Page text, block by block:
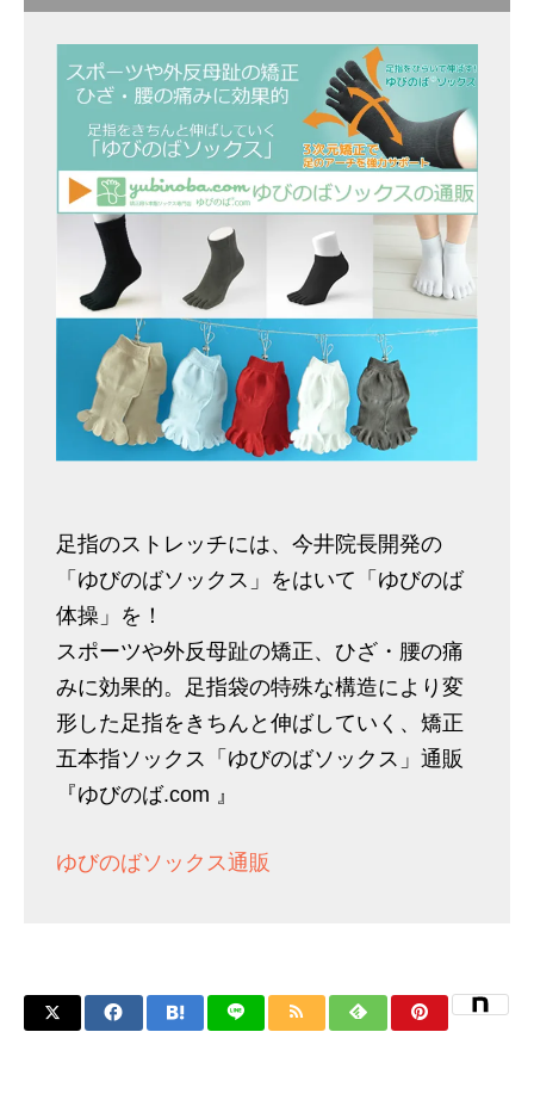
足指のストレッチには、今井院長開発の
「ゆびのばソックス」をはいて「ゆびのば
体操」を！
スポーツや外反母趾の矯正、ひざ・腰の痛
みに効果的。足指袋の特殊な構造により変
形した足指をきちんと伸ばしていく、矯正
五本指ソックス「ゆびのばソックス」通販
『ゆびのば.com 』
ゆびのばソックス通販